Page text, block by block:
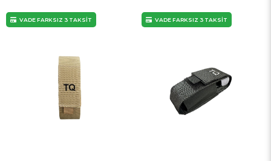
VADE FARKSIZ 3 TAKSİT VADE FARKSIZ 3 TAKSİT